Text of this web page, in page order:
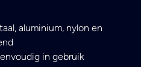
aluminium, nylon en
in gebruik